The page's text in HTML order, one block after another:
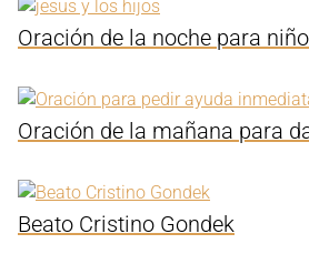
Oración de la noche para
Oración de la mañana para
Beato Cristino Gondek